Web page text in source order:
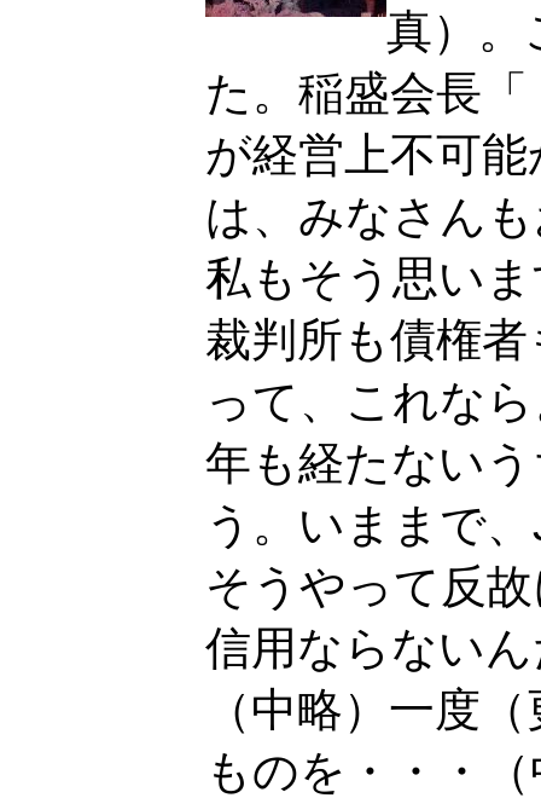
真）。
た。稲盛会長
が経営上不可
は、みなさん
私もそう思い
裁判所も債権
って、これな
年も経たない
う。いままで
そうやって反
信用ならない
（中略）一度
ものを・・・